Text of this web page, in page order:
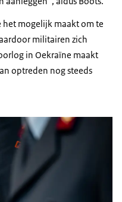
het mogelijk maakt om te
militairen zich
in Oekraïne maakt
optreden nog steeds
op het uniform van een